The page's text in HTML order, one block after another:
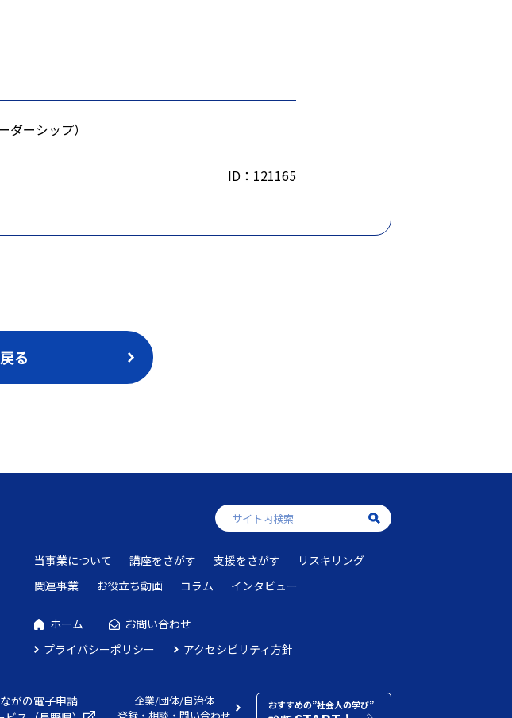
ーシップ）
ID：121165
る
当事業について 講座をさがす 支援をさがす
リスキリング
関連事業
お役立ち動画 コラム インタビュー
ホーム
お問い合わせ
プライバシーポリシー
アクセシビリティ方針
ながの電子申請
企業/団体/自治体
おすすめの”社会人の学び”